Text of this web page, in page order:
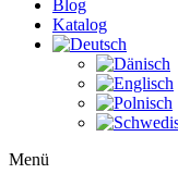
Blog
Katalog
Menü